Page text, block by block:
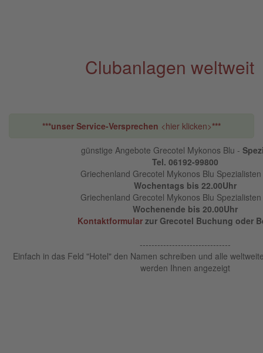
Clubanlagen weltweit
***unser Service-Versprechen <hier klicken>***
günstige Angebote Grecotel Mykonos Blu -
Tel. 06192-99800
Griechenland Grecotel Mykonos Blu
Wochentags bis 22.00Uhr
Griechenland Grecotel Mykonos Blu
Wochenende bis 20.00Uhr
Kontaktformularzur Grecotel Buchung oder
-------------------------------
Einfach in das Feld "Hotel" den Namen schreiben und alle
werden Ihnen angezeigt